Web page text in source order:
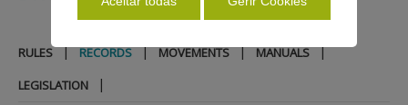
INFORMATIONS
RULES | RECORDS | MOVEMENTS | MANUALS |
LEGISLATION |